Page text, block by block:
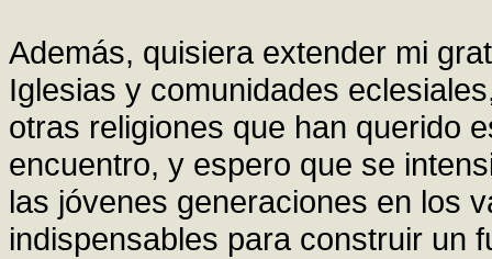
Además, quisiera extender mi
Iglesias y comunidades
otras religiones que han querido
encuentro, y espero que se
las jóvenes generaciones en los
indispensables para construir un